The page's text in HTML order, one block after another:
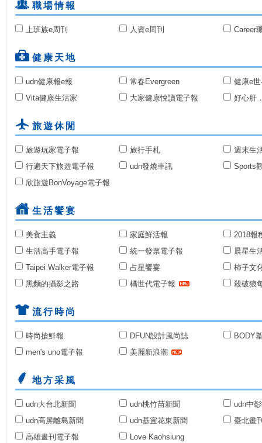
職場情報
上班族e周刊 人資e周刊 Career
健康天地
udn健康報e報 常春Evergreen
健康e
Vita健康生活家
大家健康悅讀電子報 好心肝
旅遊休閒
旅遊玩家電子報 旅行手札
週末生
行遍天下旅遊電子報
udn發燒車訊
Sports
欣旅遊BonVoyage電子報
生活饗宴
美食主義 家庭鮮活報
2018報
生活高手電子報
統一發票電子報
晨星生
Taipei Walker電子報
占星饗宴
柿子文
黑麵的攝影之路
橘世代電子報 殺破狼
流行時尚
時尚搶鮮報 DFUN設計風尚誌
BODY
men's uno電子報
美麗新浪潮
地方采風
udn大台北新聞 udn桃竹苗新聞
udn中
udn高屏離島新聞
udn基宜花東新聞
臺北畫
高雄畫刊電子報
Love Kaohsiung